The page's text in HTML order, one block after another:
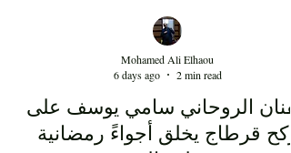
Mohamed Ali Elhaou
6 days ago
2 min read